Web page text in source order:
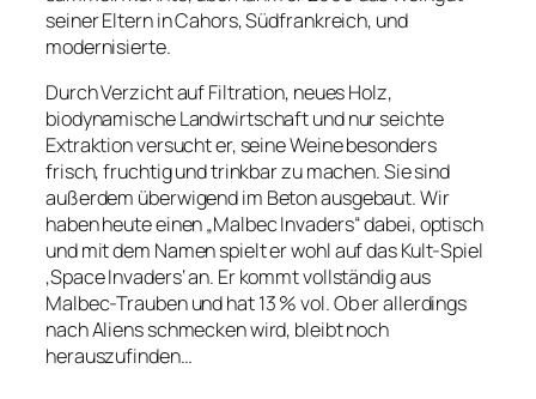
seiner Eltern in Cahors, Südfrankreich, und
modernisierte.
Durch Verzicht auf Filtration, neues Holz,
biodynamische Landwirtschaft und nur seichte
Extraktion versucht er, seine Weine besonders
frisch, fruchtig und trinkbar zu machen. Sie sind
außerdem überwigend im Beton ausgebaut. Wir
haben heute einen „Malbec Invaders“ dabei, optisch
und mit dem Namen spielt er wohl auf das Kult-Spiel
‚Space Invaders‘ an. Er kommt vollständig aus
Malbec-Trauben und hat 13 % vol. Ob er allerdings
nach Aliens schmecken wird, bleibt noch
herauszufinden…